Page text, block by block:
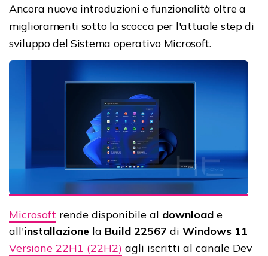
Ancora nuove introduzioni e funzionalità oltre a
miglioramenti sotto la scocca per l'attuale step di
sviluppo del Sistema operativo Microsoft.
Microsoft rende disponibile al download e
all'installazione la Build 22567 di Windows 11
Versione 22H1 (22H2) agli iscritti al canale Dev